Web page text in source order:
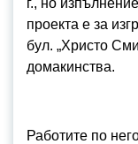
г., но
проекта е за
бул. „Христо
домакинства.
Работите по